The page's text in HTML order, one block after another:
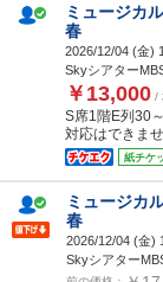
ミュージカ
春
2026/12/04 (金)
Skyシアター
￥13,000 /
S席1階E列30
対応はできま
紙チケ
ミュージカ
春
2026/12/04 (金)
Skyシアター